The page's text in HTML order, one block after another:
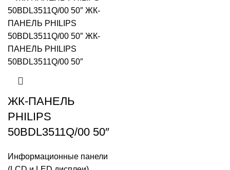
ЖК-ПАНЕЛЬ
PHILIPS
50BDL3511Q/00 50″
Информационные панели